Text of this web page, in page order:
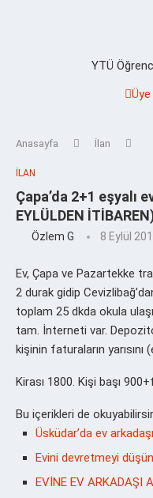
YTÜ
Anasayfa İlan
İLAN
Çapa’da 2+1 eşyalı
EYLÜLDEN
Özlem G 8 Eylül
Ev, Çapa ve Pazartekke
2 durak gidip
toplam 25 dkda okula
tam. İnterneti var.
kişinin faturaların
Kirası 1800. Kişi başı
Bu içerikleri de
Üsküdar’da ev arkadaşı
Evini devretmeyi
EVİNE EV ARKADAŞI